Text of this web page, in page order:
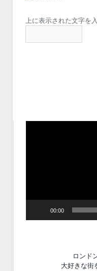
上に表示された文字を
00:00
ロンド
大好きな街